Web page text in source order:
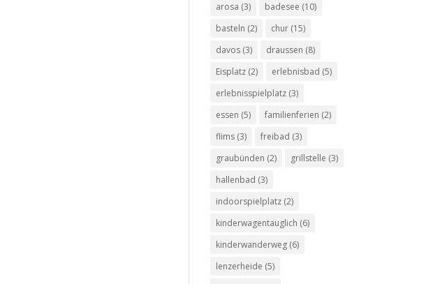
arosa (3) badesee (10)
basteln (2) chur (15)
davos (3) draussen (8)
Eisplatz (2) erlebnisbad (5)
erlebnisspielplatz (3)
essen (5) familienferien (2)
flims (3) freibad (3)
graubünden (2) grillstelle (3)
hallenbad (3)
indoorspielplatz (2)
kinderwagentauglich (6)
kinderwanderweg (6)
lenzerheide (5)